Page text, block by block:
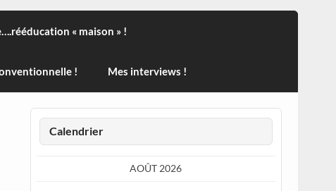
« maison » !
! Mes interviews !
Calendrier
AOÛT 2026